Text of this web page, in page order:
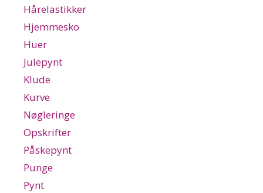
Hårelastikker
Hjemmesko
Huer
Julepynt
Klude
Kurve
Nøgleringe
Opskrifter
Påskepynt
Punge
Pynt